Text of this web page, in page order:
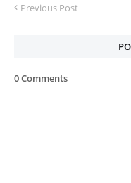
Previous Post
0 Comments